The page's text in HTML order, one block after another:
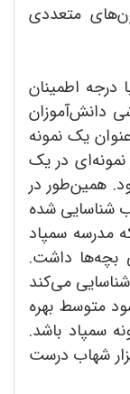
متعددی
اطمینان
دانش‌آموزان
سمپاد، منطقه 16، به عنوان یک نمونه
هوشی 12٠ بود. در نمونه‌ای در یک
دولتی عادی، این متوسط 1٠٠ بود. همین‌طور در
شناسایی شده
کنید که مدرسه سمپاد
بچه‌ها داشت.
می‌کند
متوسط بهره
سمپاد باشد.
شهاب درست